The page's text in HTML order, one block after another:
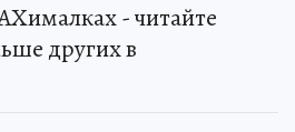
- читайте
других в